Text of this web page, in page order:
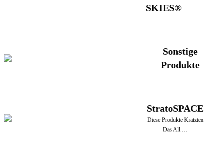
SKIES®
Sonstige
Produkte
StratoSPACE
Diese Produkte Kratzten
Das All.…